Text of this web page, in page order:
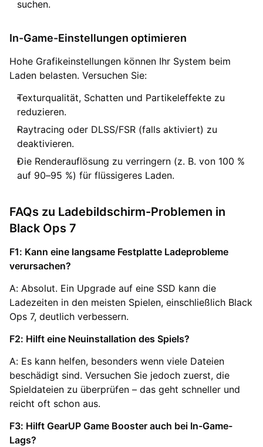
suchen.
In-Game-Einstellungen optimieren
Hohe Grafikeinstellungen können Ihr System beim
Laden belasten. Versuchen Sie:
Texturqualität, Schatten und Partikeleffekte zu
reduzieren.
Raytracing oder DLSS/FSR (falls aktiviert) zu
deaktivieren.
Die Renderauflösung zu verringern (z. B. von 100 %
auf 90–95 %) für flüssigeres Laden.
FAQs zu Ladebildschirm-Problemen in
Black Ops 7
F1: Kann eine langsame Festplatte Ladeprobleme
verursachen?
A: Absolut. Ein Upgrade auf eine SSD kann die
Ladezeiten in den meisten Spielen, einschließlich Black
Ops 7, deutlich verbessern.
F2: Hilft eine Neuinstallation des Spiels?
A: Es kann helfen, besonders wenn viele Dateien
beschädigt sind. Versuchen Sie jedoch zuerst, die
Spieldateien zu überprüfen – das geht schneller und
reicht oft schon aus.
F3: Hilft GearUP Game Booster auch bei In-Game-
Lags?